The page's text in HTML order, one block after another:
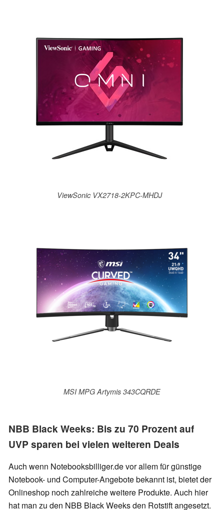
ViewSonic VX2718-2KPC-MHDJ
MSI MPG Artymis 343CQRDE
NBB Black Weeks: Bis zu 70 Prozent auf
UVP sparen bei vielen weiteren Deals
Auch wenn Notebooksbilliger.de vor allem für günstige
Notebook- und Computer-Angebote bekannt ist, bietet der
Onlineshop noch zahlreiche weitere Produkte. Auch hier
hat man zu den NBB Black Weeks den Rotstift angesetzt.